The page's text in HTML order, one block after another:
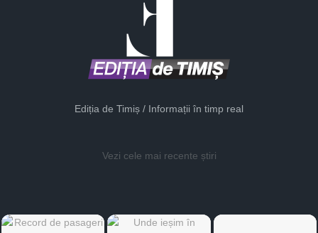
Ediția de Timiș / Informații în timp real
Vezi cele mai recente știri